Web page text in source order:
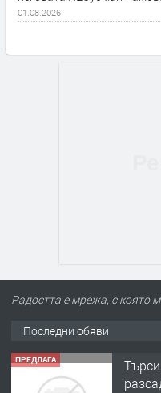
01.08.2026
Радостта е мрежа, с която
Последни обяви
ПРЕДЛАГА